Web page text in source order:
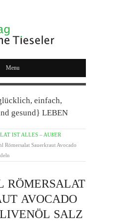
Menu
einfach,
gesund} LEBEN
IST ALLES – AUßER
Römersalat Sauerkraut Avocado
RÖMERSALAT
AVOCADO
SALZ